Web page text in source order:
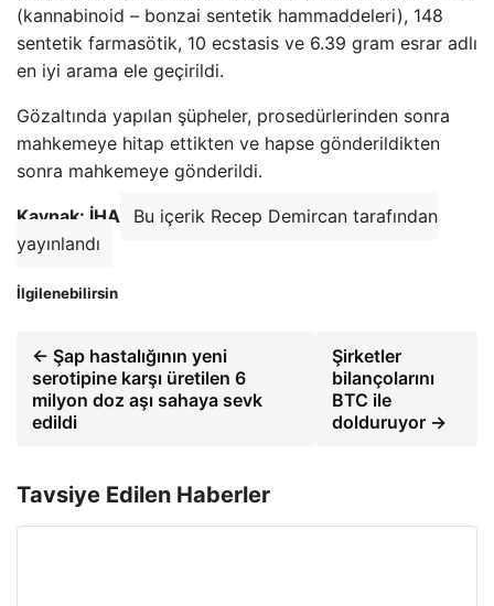
(kannabinoid – bonzai sentetik hammaddeleri), 148
sentetik farmasötik, 10 ecstasis ve 6.39 gram esrar adlı
en iyi arama ele geçirildi.
Gözaltında yapılan şüpheler, prosedürlerinden sonra
mahkemeye hitap ettikten ve hapse gönderildikten
sonra mahkemeye gönderildi.
Kaynak: İHA
Bu içerik Recep Demircan tarafından
yayınlandı
İlgilenebilirsin
← Şap hastalığının yeni
serotipine karşı üretilen 6
milyon doz aşı sahaya sevk
edildi
Şirketler
bilançolarını
BTC ile
dolduruyor →
Tavsiye Edilen Haberler